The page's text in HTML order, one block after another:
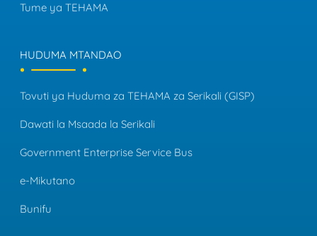
Tume ya TEHAMA
HUDUMA MTANDAO
Tovuti ya Huduma za TEHAMA za Serikali (GISP)
Dawati la Msaada la Serikali
Government Enterprise Service Bus
e-Mikutano
Bunifu